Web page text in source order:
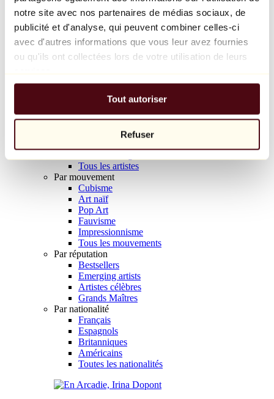
notre site avec nos partenaires de médias sociaux, de
publicité et d'analyse, qui peuvent combiner celles-ci
avec d'autres informations que vous leur avez fournies
ou qu'ils ont collectées lors de votre utilisation de leurs
Tout autoriser
Refuser
Balloon Dog (Orange)
Jeff Koons
10 000 €
Parcourir
Tous les sculpteurs
Tous les photographes
Tous les artistes
Par mouvement
Cubisme
Art naïf
Pop Art
Fauvisme
Impressionnisme
Tous les mouvements
Par réputation
Bestsellers
Emerging artists
Artistes célèbres
Grands Maîtres
Par nationalité
Français
Espagnols
Britanniques
Américains
Toutes les nationalités